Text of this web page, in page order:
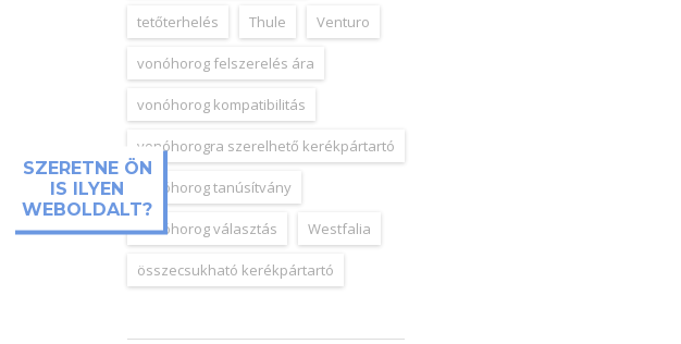
SZERETNE ÖN
IS ILYEN
WEBOLDALT?
tetőterhelés Thule Venturo
vonóhorog felszerelés ára
vonóhorog kompatibilitás
vonóhorogra szerelhető kerékpártartó
vonóhorog tanúsítvány
vonóhorog választás Westfalia
összecsukható kerékpártartó